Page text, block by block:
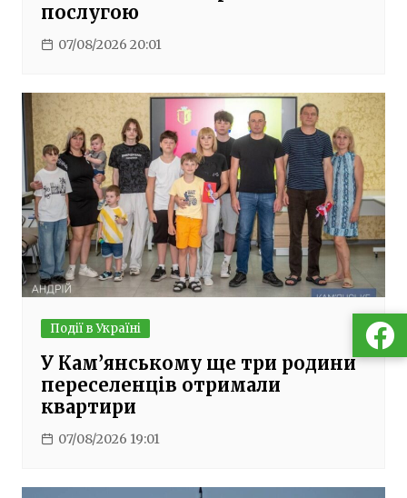
послугою
07/08/2026 20:01
Події в Україні
У Кам’янському ще три родини
переселенців отримали
квартири
07/08/2026 19:01